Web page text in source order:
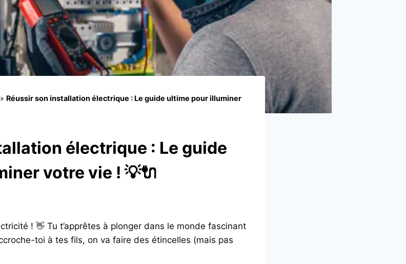
» Réussir son installation électrique : Le guide ultime pour illuminer
électrique : Le guide
votre vie ! 💡🔌
! 👋 Tu t’apprêtes à plonger dans le monde fascinant
toi à tes fils, on va faire des étincelles (mais pas